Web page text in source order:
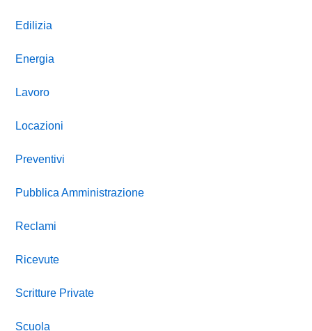
Edilizia
Energia
Lavoro
Locazioni
Preventivi
Pubblica Amministrazione
Reclami
Ricevute
Scritture Private
Scuola